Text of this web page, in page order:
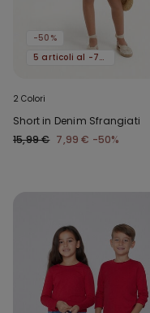
-50%
5 articoli al -70%
2 Colori
Short in Denim Sfrangiati
15,99 € 7,99 € -50%